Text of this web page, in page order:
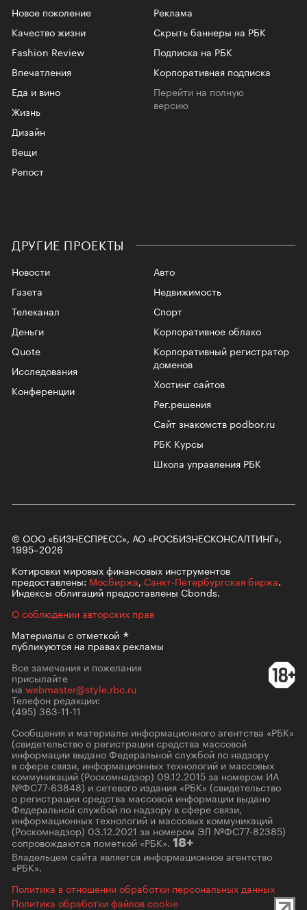
Новое поколение
Качество жизни
Fashion Review
Впечатления
Еда и вино
Жизнь
Дизайн
Вещи
Репост
Реклама
Скрыть баннеры на РБК
Подписка на РБК
Корпоративная подписка
Перейти на полную
версию
ДРУГИЕ ПРОЕКТЫ
Новости
Газета
Телеканал
Авто
Недвижимость
Спорт
Корпоративное облако
Корпоративный регистратор
доменов
Хостинг сайтов
Рег.решения
Сайт знакомств podbor.ru
РБК Курсы
Школа управления РБК
Деньги
Quote
Исследования
Конференции
© ООО «БИЗНЕСПРЕСС», АО «РОСБИЗНЕСКОНСАЛТИНГ»,
1995–2026
Котировки мировых финансовых инструментов
предоставлены: Мосбиржа, Санкт-Петербургская биржа.
Индексы облигаций предоставлены Cbonds.
О соблюдении авторских прав
Материалы сотметкой
публикуются на правах рекламы
Все замечания и пожелания
присылайте
на webmaster@style.rbc.ru
Телефон редакции:
(495) 363-11-11
Сообщения и материалы информационного агентства «РБК»
(свидетельство о регистрации средства массовой
информации выдано Федеральной службой по надзору
в сфере связи, информационных технологий и массовых
коммуникаций (Роскомнадзор) 09.12.2015 за номером ИА
№ФС77-63848) и сетевого издания «РБК» (свидетельство
о регистрации средства массовой информации выдано
Федеральной службой по надзору в сфере связи,
информационных технологий и массовых коммуникаций
(Роскомнадзор) 03.12.2021 за номером ЭЛ №ФС77-82385)
сопровождаются пометкой «РБК». 18+
Владельцем сайта является информационное агентство
«РБК».
Политика в отношении обработки персональных данных
Политика обработки файлов cookie